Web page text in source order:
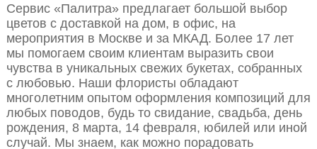
Сервис «Палитра» предлагает большой выбор
цветов с доставкой на дом, в офис, на
мероприятия в Москве и за МКАД. Более 17 лет
мы помогаем своим клиентам выразить свои
чувства в уникальных свежих букетах, собранных
с любовью. Наши флористы обладают
многолетним опытом оформления композиций для
любых поводов, будь то свидание, свадьба, день
рождения, 8 марта, 14 февраля, юбилей или иной
случай. Мы знаем, как можно порадовать